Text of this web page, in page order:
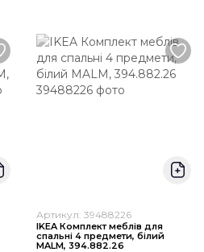
Артикул: 39488226
IKEA Комплект меблів для
спальні 4 предмети, білий
MALM, 394.882.26